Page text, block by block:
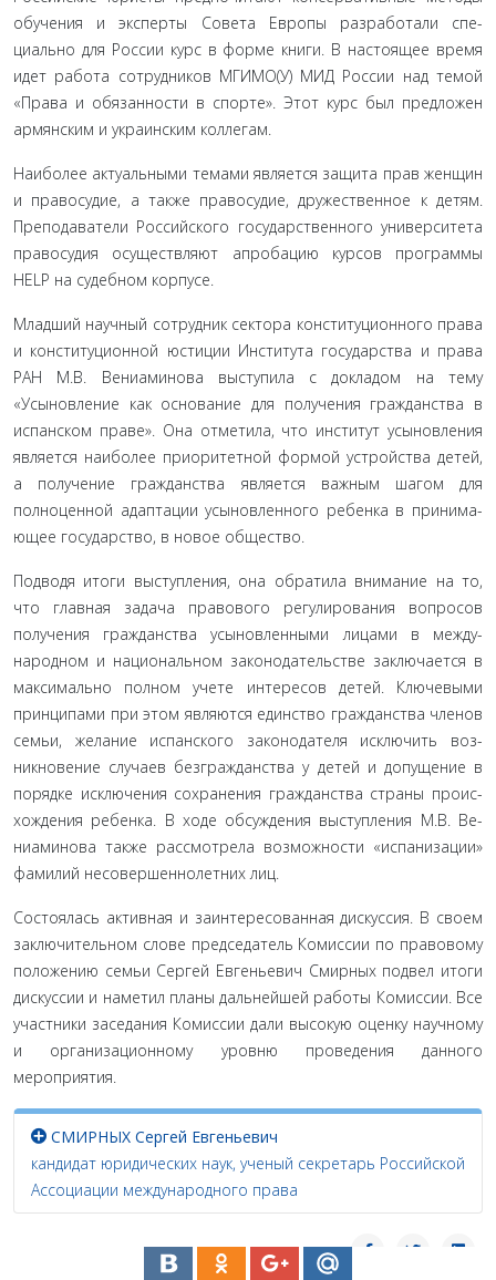
обучения и эксперты Совета Европы разработали спе­
циально для России курс в форме книги. В настоящее время
идет работа сотрудников МГИМО(У) МИД России над темой
«Права и обязанности в спорте». Этот курс был предложен
армянским и украинским коллегам.
Наиболее актуальными темами является защита прав женщин
и правосудие, а также правосудие, дружественное к детям.
Преподаватели Российского государственного уни­верситета
правосудия осуществляют апробацию курсов про­граммы
HELP на судебном корпусе.
Младший научный сотрудник сектора конституционно­го права
и конституционной юстиции Института государства и права
РАН М.В. Вениаминова выступила с докладом на тему
«Усыновление как основание для получения граждан­ства в
испанском праве». Она отметила, что институт усынов­ления
является наиболее приоритетной формой устройства детей,
а получение гражданства является важным шагом для
полноценной адаптации усыновленного ребенка в принима­
ющее государство, в новое общество.
Подводя итоги выступления, она обратила внимание на то,
что главная задача правового регулирования вопросов
получения гражданства усыновленными лицами в между­
народном и национальном законодательстве заключается в
максимально полном учете интересов детей. Ключевыми
принципами при этом являются единство гражданства чле­нов
семьи, желание испанского законодателя исключить воз­
никновение случаев безгражданства у детей и допущение в
порядке исключения сохранения гражданства страны проис­
хождения ребенка. В ходе обсуждения выступления М.В. Ве­
ниаминова также рассмотрела возможности «испанизации»
фамилий несовершеннолетних лиц.
Состоялась активная и заинтересованная дискуссия. В своем
заключительном слове председатель Комиссии по правовому
положению семьи Сергей Евгеньевич Смирных подвел итоги
дискуссии и наметил планы дальнейшей рабо­ты Комиссии. Все
участники заседания Комиссии дали высо­кую оценку научному
и организационному уровню проведе­ния данного
мероприятия.
СМИРНЫХ Сергей Евгеньевич
кандидат юридических наук, ученый секретарь Российской
Ассоциации международного права